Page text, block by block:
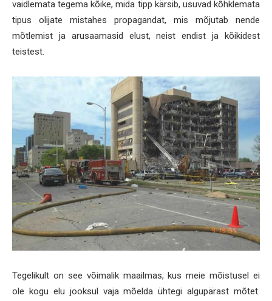
vaidlemata tegema kõike, mida tipp kärsib, usuvad kõhklemata
tipus olijate mistahes propagandat, mis mõjutab nende
mõtlemist ja arusaamasid elust, neist endist ja kõikidest
teistest.
Tegelikult on see võimalik maailmas, kus meie mõistusel ei
ole kogu elu jooksul vaja mõelda ühtegi algupärast mõtet.